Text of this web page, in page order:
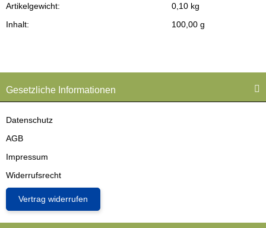
Artikelgewicht:
0,10 kg
Inhalt:
100,00 g
Gesetzliche Informationen
Datenschutz
AGB
Impressum
Widerrufsrecht
Vertrag widerrufen